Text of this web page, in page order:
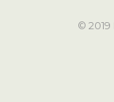
© 2019